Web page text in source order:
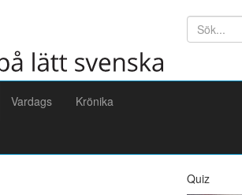
Söktext
Vardags Krönika
Quiz